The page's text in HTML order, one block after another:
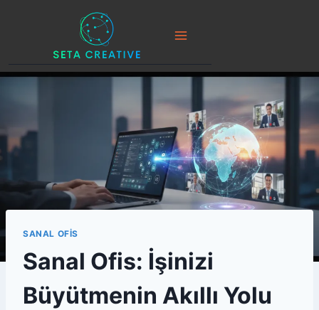
SANAL OFIS
Sanal Ofis: İşinizi
Büyütmenin Akıllı Yolu